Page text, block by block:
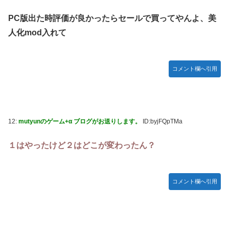
PC版出た時評価が良かったらセールで買ってやんよ、美
人化mod入れて
コメント欄へ引用
12: mutyunのゲーム+α ブログがお送りします。 ID:byjFQpTMa
１はやったけど２はどこが変わったん？
コメント欄へ引用